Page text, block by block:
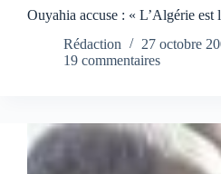
Ouyahia accuse : « L’Algérie est
Rédaction
27 octobre
19 commentaires